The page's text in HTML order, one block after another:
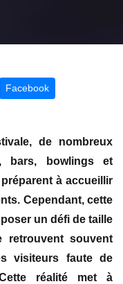
Facebook
de nombreux
bars, bowlings et
à accueillir
Cependant, cette
un défi de taille
retrouvent souvent
visiteurs faute de
réalité met à